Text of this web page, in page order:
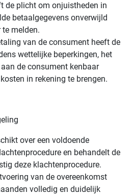
de plicht om onjuistheden in
betaalgegevens onverwijld
melden.
van de consument heeft de
wettelijke beperkingen, het
de consument kenbaar
in rekening te brengen.
over een voldoende
en behandelt de
deze klachtenprocedure.
van de overeenkomst
volledig en duidelijk